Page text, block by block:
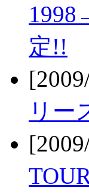
定!!
リー